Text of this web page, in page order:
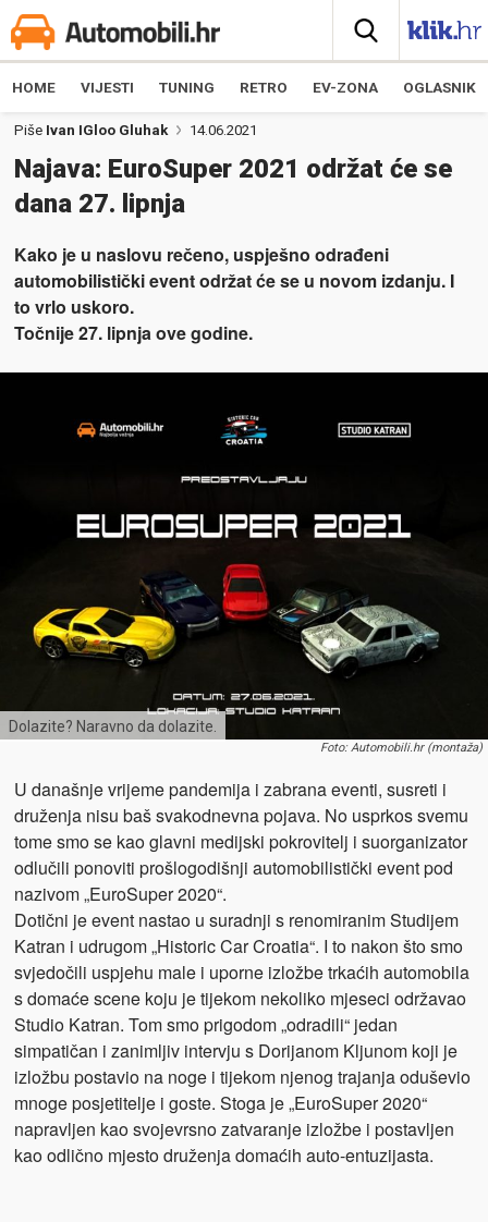
HOME VIJESTI TUNING RETRO EV-ZONA OGLASNIK
Piše Ivan IGloo Gluhak 14.06.2021
Najava: EuroSuper 2021 održat će se
dana 27. lipnja
Kako je u naslovu rečeno, uspješno odrađeni
automobilistički event održat će se u novom izdanju. I
to vrlo uskoro.
Točnije 27. lipnja ove godine.
Dolazite? Naravno da dolazite.
Foto: Automobili.hr (montaža)
U današnje vrijeme pandemija i zabrana eventi, susreti i
druženja nisu baš svakodnevna pojava. No usprkos svemu
tome smo se kao glavni medijski pokrovitelj i suorganizator
odlučili ponoviti prošlogodišnji automobilistički event pod
nazivom „EuroSuper 2020“.
Dotični je event nastao u suradnji s renomiranim Studijem
Katran i udrugom „Historic Car Croatia“. I to nakon što smo
svjedočili uspjehu male i uporne izložbe trkaćih automobila
s domaće scene koju je tijekom nekoliko mjeseci održavao
Studio Katran. Tom smo prigodom „odradili“ jedan
simpatičan i zanimljiv intervju s Dorijanom Kljunom koji je
izložbu postavio na noge i tijekom njenog trajanja oduševio
mnoge posjetitelje i goste. Stoga je „EuroSuper 2020“
napravljen kao svojevrsno zatvaranje izložbe i postavljen
kao odlično mjesto druženja domaćih auto-entuzijasta.